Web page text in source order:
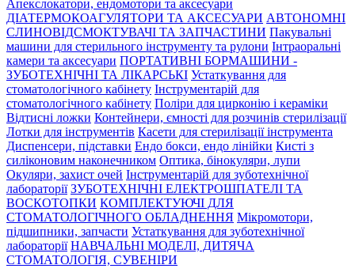
Апекслокатори, ендомотори та аксесуари
ДІАТЕРМОКОАГУЛЯТОРИ ТА АКСЕСУАРИ АВТОНОМНІ
СЛИНОВІДСМОКТУВАЧІ ТА ЗАПЧАСТИНИ Пакувальні
машини для стерильного інструменту та рулони Інтраоральні
камери та аксесуари ПОРТАТИВНІ БОРМАШИНИ -
ЗУБОТЕХНІЧНІ ТА ЛІКАРСЬКІ Устаткування для
стоматологічного кабінету Інструментарій для
стоматологічного кабінету Поліри для цирконію і кераміки
Відтисні ложки Контейнери, ємності для розчинів стерилізації
Лотки для інструментів Касети для стерилізації інструмента
Диспенсери, підставки Ендо бокси, ендо лінійки Кисті з
силіконовим наконечником Оптика, бінокуляри, лупи
Окуляри, захист очей Інструментарій для зуботехнічної
лабораторії ЗУБОТЕХНІЧНІ ЕЛЕКТРОШПАТЕЛІ ТА
ВОСКОТОПКИ КОМПЛЕКТУЮЧІ ДЛЯ
СТОМАТОЛОГІЧНОГО ОБЛАДНЕННЯ Мікромотори,
підшипники, запчасти Устаткування для зуботехнічної
лабораторії НАВЧАЛЬНІ МОДЕЛІ, ДИТЯЧА
СТОМАТОЛОГІЯ, СУВЕНІРИ